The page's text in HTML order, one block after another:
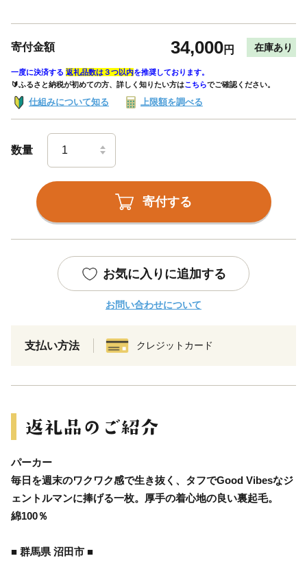
寄付金額 34,000円 在庫あり
一度に決済する 返礼品数は３つ以内を推奨しております。
🔰ふるさと納税が初めての方、詳しく知りたい方はこちらでご確認ください。
仕組みについて知る 上限額を調べる
数量
寄付する
お気に入りに追加する
お問い合わせについて
支払い方法 クレジットカード
パーカー
毎日を週末のワクワク感で生き抜く、タフでGood Vibesなジ
ェントルマンに捧げる一枚。厚手の着心地の良い裏起毛。
綿100％
■ 群馬県 沼田市 ■